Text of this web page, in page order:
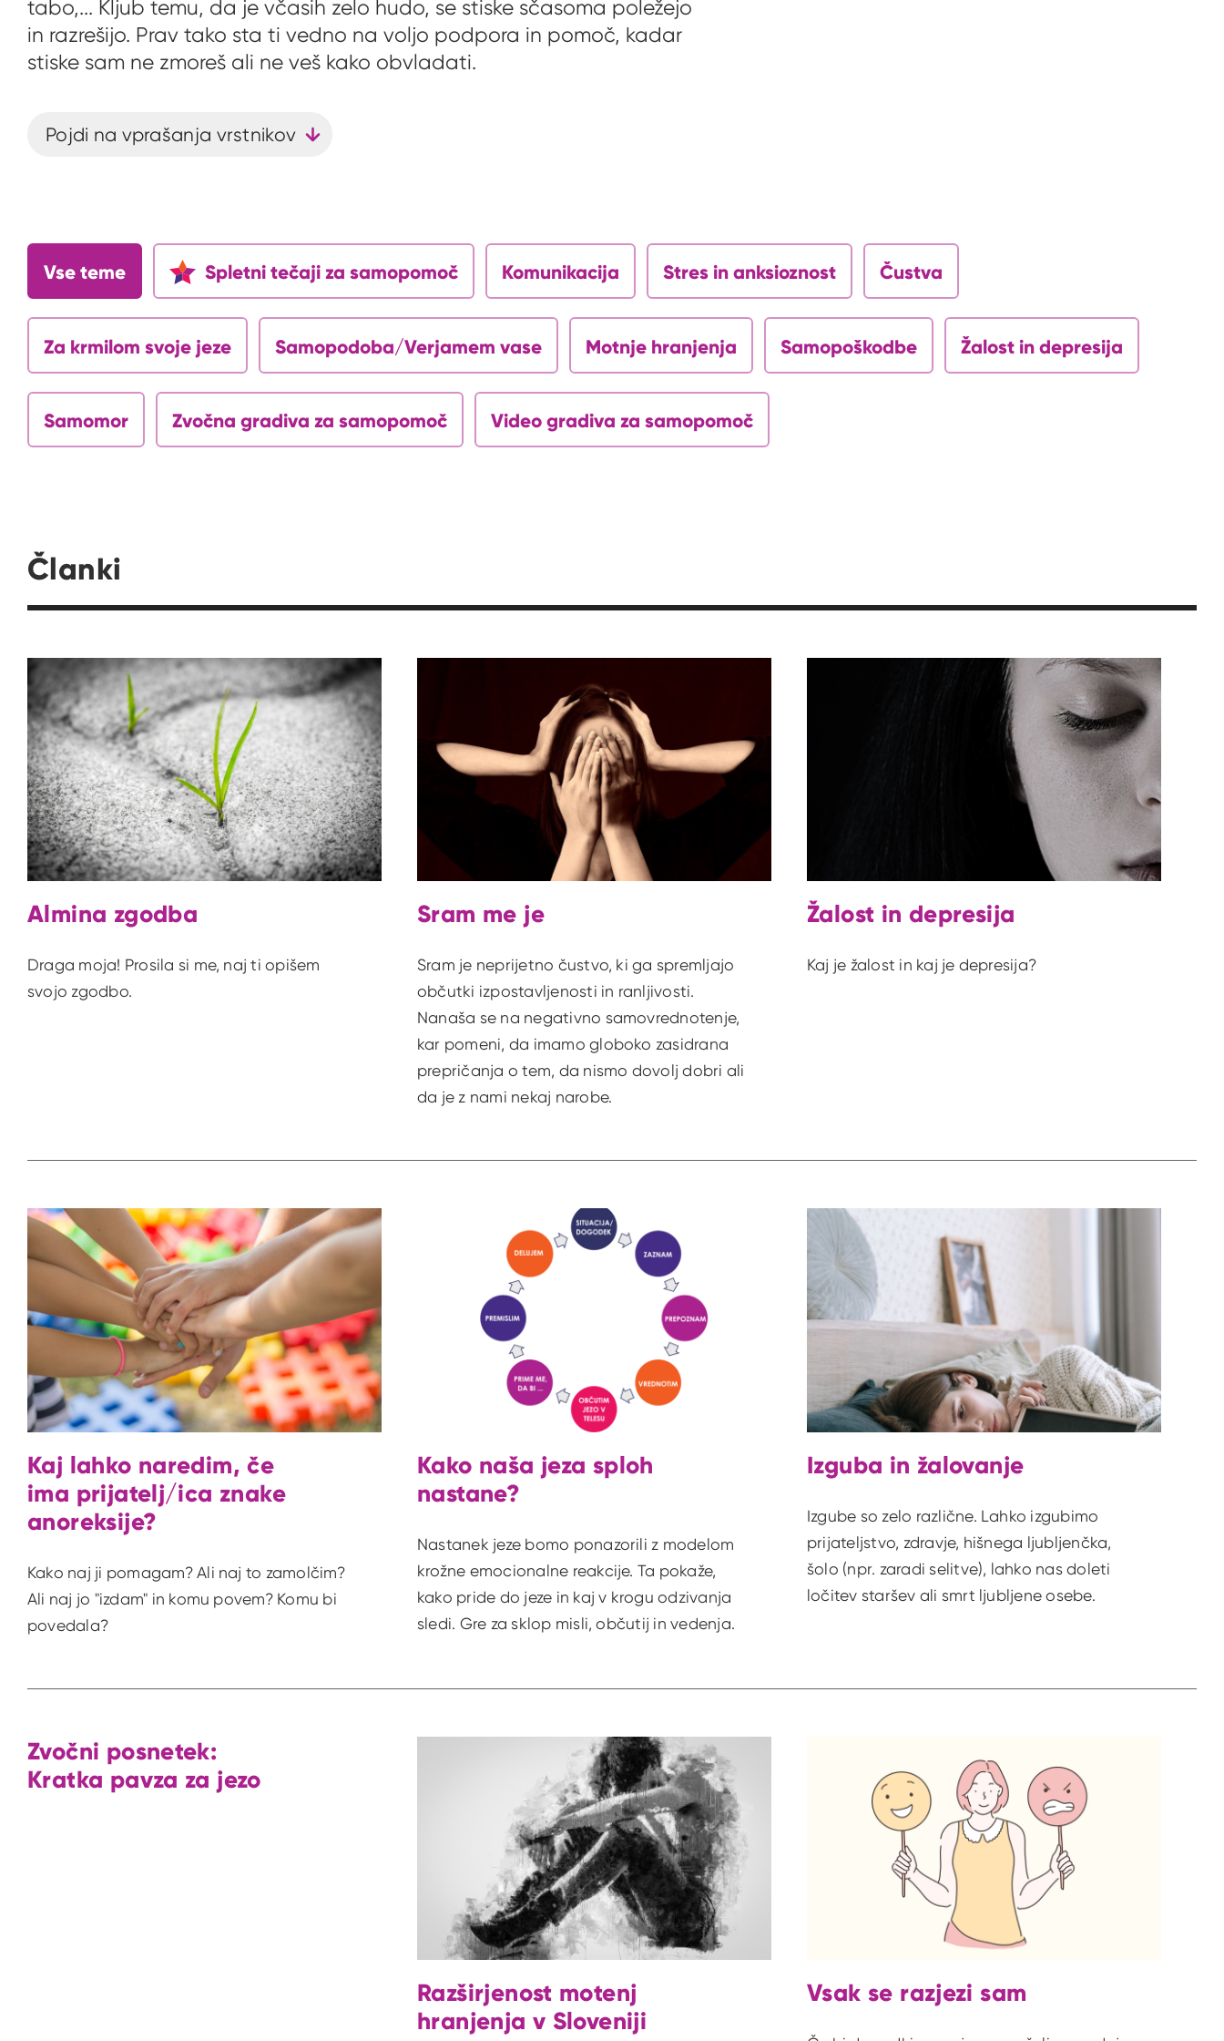
tabo,... Kljub temu, da je včasih zelo hudo, se stiske sčasoma poležejo
in razrešijo. Prav tako sta ti vedno na voljo podpora in pomoč, kadar
stiske sam ne zmoreš ali ne veš kako obvladati.
Pojdi na vprašanja vrstnikov
Vse teme Spletni tečaji za samopomoč Komunikacija Stres in anksioznost Čustva
Za krmilom svoje jeze Samopodoba/Verjamem vase Motnje hranjenja Samopoškodbe Žalost in depresija
Samomor Zvočna gradiva za samopomoč Video gradiva za samopomoč
Članki
Almina zgodba
Draga moja! Prosila si me, naj ti opišem
svojo zgodbo.
Sram me je
Sram je neprijetno čustvo, ki ga spremljajo
občutki izpostavljenosti in ranljivosti.
Nanaša se na negativno samovrednotenje,
kar pomeni, da imamo globoko zasidrana
prepričanja o tem, da nismo dovolj dobri ali
da je z nami nekaj narobe.
Žalost in depresija
Kaj je žalost in kaj je depresija?
Kaj lahko naredim, če
ima prijatelj/ica znake
anoreksije?
Kako naj ji pomagam? Ali naj to zamolčim?
Ali naj jo "izdam" in komu povem? Komu bi
povedala?
Kako naša jeza sploh
nastane?
Nastanek jeze bomo ponazorili z modelom
krožne emocionalne reakcije. Ta pokaže,
kako pride do jeze in kaj v krogu odzivanja
sledi. Gre za sklop misli, občutij in vedenja.
Izguba in žalovanje
Izgube so zelo različne. Lahko izgubimo
prijateljstvo, zdravje, hišnega ljubljenčka,
šolo (npr. zaradi selitve), lahko nas doleti
ločitev staršev ali smrt ljubljene osebe.
Zvočni posnetek:
Kratka pavza za jezo
Razširjenost motenj
hranjenja v Sloveniji
Vsak se razjezi sam